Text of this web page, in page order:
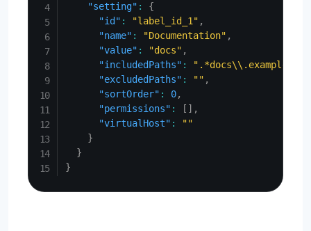
"setting" :
{
"id" : "label_id_1" ,
"name" : "Documentation" ,
"value" : "docs" ,
"includedPaths" :
"excludedPaths" : "" ,
"sortOrder" : 0,
"permissions" : [ ] ,
"virtualHost" :
""
}
}
}